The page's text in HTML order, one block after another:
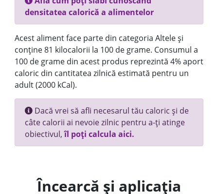
densitatea calorică a alimentelor
Acest aliment face parte din categoria Altele și
conține 81 kilocalorii la 100 de grame. Consumul a
100 de grame din acest produs reprezintă 4% aport
caloric din cantitatea zilnică estimată pentru un
adult (2000 kCal).
Dacă vrei să afli necesarul tău caloric și de
câte calorii ai nevoie zilnic pentru a-ți atinge
obiectivul,îl poți calcula aici.
Încearcă și aplicația